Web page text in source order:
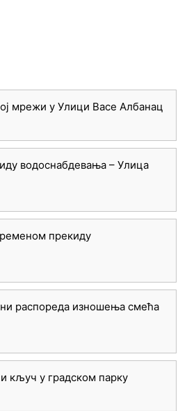
мрежи у Улици Васе Албанац
водоснабдевања – Улица
прекиду
распореда изношења смећа
кључ у градском парку